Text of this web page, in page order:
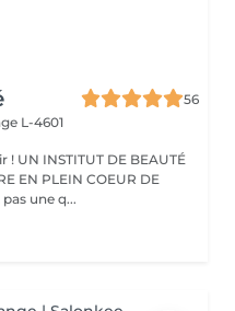
56
L-4601
EN PLEIN COEUR DE
n'est pas une q...